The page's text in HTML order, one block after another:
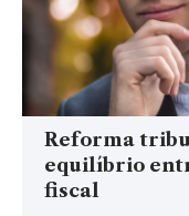
Reforma
equilíbrio
fiscal